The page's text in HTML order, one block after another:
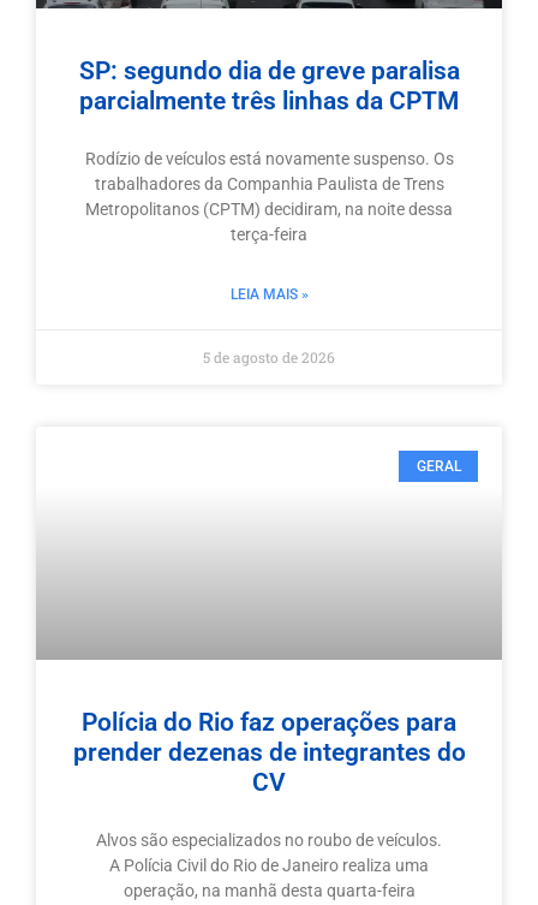
SP: segundo dia de greve paralisa
parcialmente três linhas da CPTM
Rodízio de veículos está novamente suspenso. Os
trabalhadores da Companhia Paulista de Trens
Metropolitanos (CPTM) decidiram, na noite dessa
terça-feira
LEIA MAIS »
5 de agosto de 2026
GERAL
Polícia do Rio faz operações para
prender dezenas de integrantes do
CV
Alvos são especializados no roubo de veículos.
A Polícia Civil do Rio de Janeiro realiza uma
operação, na manhã desta quarta-feira